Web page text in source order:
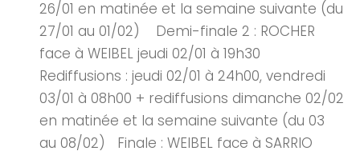
26/01 en matinée et la semaine suivante (du
27/01 au 01/02) Demi-finale 2 : ROCHER
face à WEIBEL jeudi 02/01 à 19h30
Rediffusions : jeudi 02/01 à 24h00, vendredi
03/01 à 08h00 + rediffusions dimanche 02/02
en matinée et la semaine suivante (du 03
au 08/02) Finale : WEIBEL face à SARRIO